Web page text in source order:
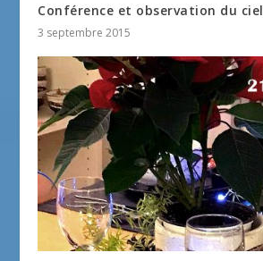
Conférence et observation du ciel
3 septembre 2015